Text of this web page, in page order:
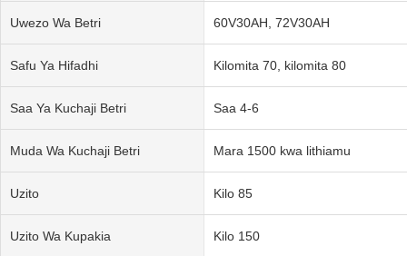
Uwezo Wa Betri 60V30AH, 72V30AH
Safu Ya Hifadhi Kilomita 70, kilomita 80
Saa Ya Kuchaji Betri Saa 4-6
Muda Wa Kuchaji Betri Mara 1500 kwa lithiamu
Uzito Kilo 85
Uzito Wa Kupakia Kilo 150